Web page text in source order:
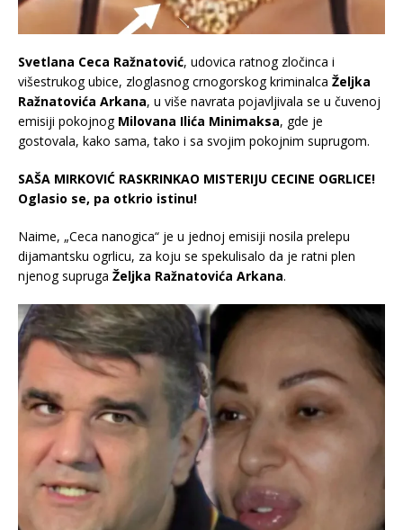
Svetlana Ceca Ražnatović, udovica ratnog zločinca i
višestrukog ubice, zloglasnog crnogorskog kriminalca Željka
Ražnatovića Arkana, u više navrata pojavljivala se u čuvenoj
emisiji pokojnog Milovana Ilića Minimaksa, gde je
gostovala, kako sama, tako i sa svojim pokojnim suprugom.
SAŠA MIRKOVIĆ RASKRINKAO MISTERIJU CECINE OGRLICE!
Oglasio se, pa otkrio istinu!
Naime, „Ceca nanogica“ je u jednoj emisiji nosila prelepu
dijamantsku ogrlicu, za koju se spekulisalo da je ratni plen
njenog supruga Željka Ražnatovića Arkana.